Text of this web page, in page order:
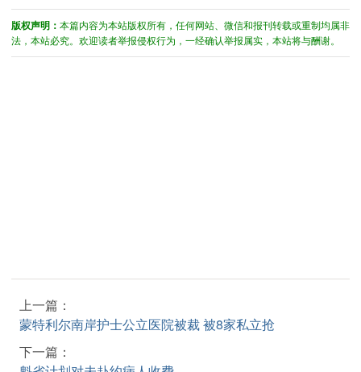
版权声明： 本篇内容为本站版权所有，任何网站、微信和报刊转载或重制均属非
法，本站必究。欢迎读者举报侵权行为，一经确认举报属实，本站将与酬谢。
上一篇：
蒙特利尔南岸护士公立医院被裁 被8家私立抢
下一篇：